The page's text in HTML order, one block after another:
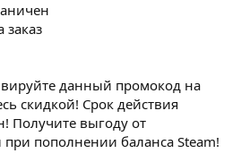
заказ
данный промокод на
скидкой! Срок действия
Получите выгоду от
пополнении баланса Steam!